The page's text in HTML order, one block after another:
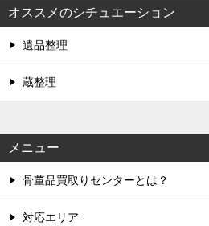
オススメのシチュエーション
遺品整理
蔵整理
メニュー
骨董品買取りセンターとは？
対応エリア